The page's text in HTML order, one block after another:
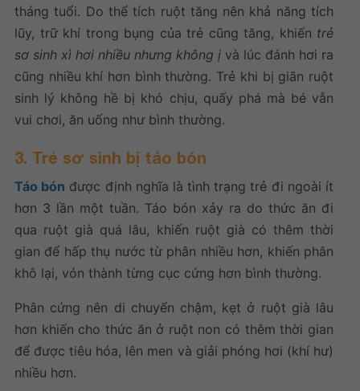
tháng tuổi. Do thể tích ruột tăng nên khả năng tích
lũy, trữ khí trong bụng của trẻ cũng tăng, khiến trẻ
sơ sinh xì hơi nhiều nhưng không ị và lúc đánh hơi ra
cũng nhiều khí hơn bình thường. Trẻ khi bị giãn ruột
sinh lý không hề bị khó chịu, quấy phá mà bé vẫn
vui chơi, ăn uống như bình thường.
3. Trẻ sơ sinh bị táo bón
Táo bón được định nghĩa là tình trạng trẻ đi ngoài ít
hơn 3 lần một tuần. Táo bón xảy ra do thức ăn đi
qua ruột già quá lâu, khiến ruột già có thêm thời
gian để hấp thụ nước từ phân nhiều hơn, khiến phân
khô lại, vón thành từng cục cứng hơn bình thường.
Phân cứng nên di chuyển chậm, kẹt ở ruột già lâu
hơn khiến cho thức ăn ở ruột non có thêm thời gian
để được tiêu hóa, lên men và giải phóng hơi (khí hư)
nhiều hơn.